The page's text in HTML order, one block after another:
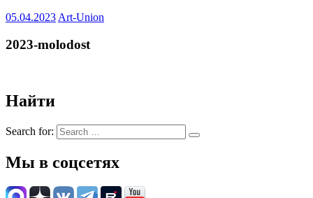
05.04.2023 Art-Union
2023-molodost
Найти
Search for:
Мы в соцсетях